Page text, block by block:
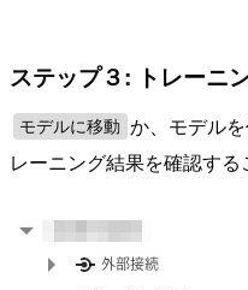
ステップ３: トレーニ
モデルに移動 か、モデル
レーニング結果を確認する